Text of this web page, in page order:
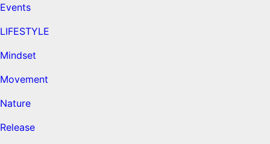
Events
LIFESTYLE
Mindset
Movement
Nature
Release